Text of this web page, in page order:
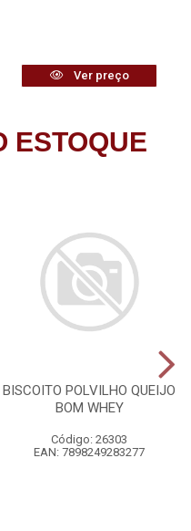
Ver preço
ESTOQUE
BISCOITO POLVILHO QUEIJO
BOM WHEY
Código: 26303
EAN: 7898249283277